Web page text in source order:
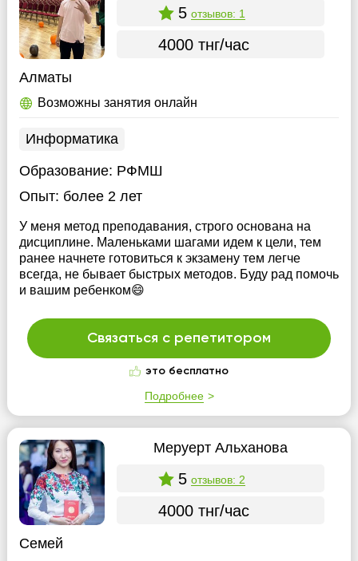
5 отзывов: 1
4000 тнг/час
Алматы
Возможны занятия онлайн
Информатика
Образование: РФМШ
Опыт: более 2 лет
У меня метод преподавания, строго основана на
дисциплине. Маленьками шагами идем к цели, тем
ранее начнете готовиться к экзамену тем легче
всегда, не бывает быстрых методов. Буду рад помочь
и вашим ребенком😄
Связаться с репетитором
это бесплатно
Подробнее
Меруерт Альханова
5 отзывов: 2
4000 тнг/час
Семей